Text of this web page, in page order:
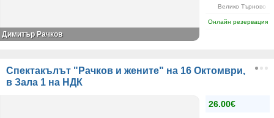
Велико Търново
Онлайн резервация
Димитър Рачков
Спектакълът "Рачков и жените" на 16 Октомври,
в Зала 1 на НДК
26.00€